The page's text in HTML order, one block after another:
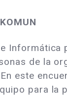
de la
este
para la